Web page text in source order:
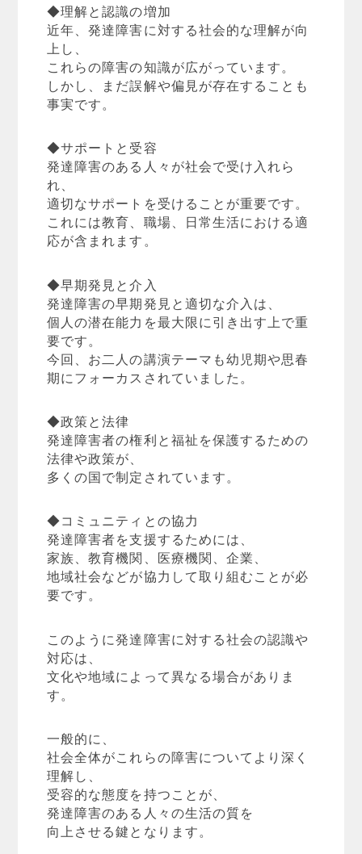
◆理解と認識の増加
近年、発達障害に対する社会的な理解が向
上し、
これらの障害の知識が広がっています。
しかし、まだ誤解や偏見が存在することも
事実です。
◆サポートと受容
発達障害のある人々が社会で受け入れら
れ、
適切なサポートを受けることが重要です。
これには教育、職場、日常生活における適
応が含まれます。
◆早期発見と介入
発達障害の早期発見と適切な介入は、
個人の潜在能力を最大限に引き出す上で重
要です。
今回、お二人の講演テーマも幼児期や思春
期にフォーカスされていました。
◆政策と法律
発達障害者の権利と福祉を保護するための
法律や政策が、
多くの国で制定されています。
◆コミュニティとの協力
発達障害者を支援するためには、
家族、教育機関、医療機関、企業、
地域社会などが協力して取り組むことが必
要です。
このように発達障害に対する社会の認識や
対応は、
文化や地域によって異なる場合がありま
す。
一般的に、
社会全体がこれらの障害についてより深く
理解し、
受容的な態度を持つことが、
発達障害のある人々の生活の質を
向上させる鍵となります。